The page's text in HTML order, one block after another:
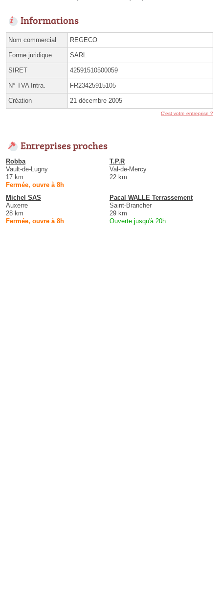
Informations
Nom commercial REGECO
Forme juridique SARL
SIRET 42591510500059
N° TVA Intra. FR23425915105
Création 21 décembre 2005
C'est votre entreprise ?
Entreprises proches
Robba
Vault-de-Lugny
17 km
Fermée, ouvre à 8h
T.P.R
Val-de-Mercy
22 km
Michel SAS
Auxerre
28 km
Fermée, ouvre à 8h
Pacal WALLE Terrassement
Saint-Brancher
29 km
Ouverte jusqu'à 20h